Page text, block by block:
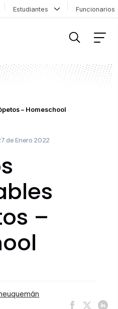
Estudiantes
– Homeschool
de Enero 2022
–